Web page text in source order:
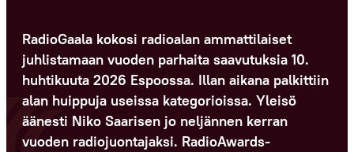
RadioGaala kokosi radioalan ammattilaiset
juhlistamaan vuoden parhaita saavutuksia 10.
huhtikuuta 2026 Espoossa. Illan aikana palkittiin
alan huippuja useissa kategorioissa. Yleisö
äänesti Niko Saarisen jo neljännen kerran
vuoden radiojuontajaksi. RadioAwards-